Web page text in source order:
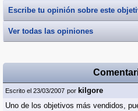
Escribe tu opinión sobre este
Ver todas las opiniones
Escrito el 23/03/2007 por kilgore
Uno de los objetivos más vendidos,